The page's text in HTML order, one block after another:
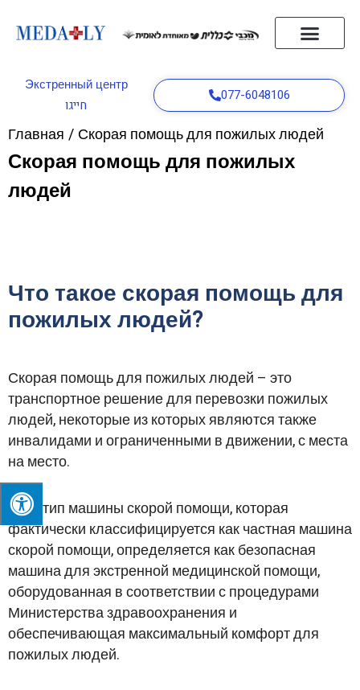
Экстренный центр
חייגו
077-6048106
Скорая помощь для пожилых
людей
Главная / Скорая помощь для пожилых людей
Что такое скорая помощь для
пожилых людей?
Скорая помощь для пожилых людей – это
транспортное решение для перевозки пожилых
людей, некоторые из которых являются также
инвалидами и ограниченными в движении, с места
на место.
Этот тип машины скорой помощи, которая
фактически классифицируется как частная машина
скорой помощи, определяется как безопасная
машина для экстренной медицинской помощи,
оборудованная в соответствии с процедурами
Министерства здравоохранения и
обеспечивающая максимальный комфорт для
пожилых людей.